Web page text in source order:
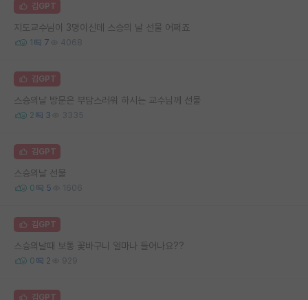
김GPT
지도교수님이 3명이신데 스승의 날 선물 어쩌죠
1 7 4068
김GPT
스승의날 방문은 부담스러워 하시는 교수님께 선물
2 3 3335
김GPT
스승의날 선물
0 5 1606
김GPT
스승의날때 보통 꽃바구니 얼마나 들어나요??
0 2 929
김GPT